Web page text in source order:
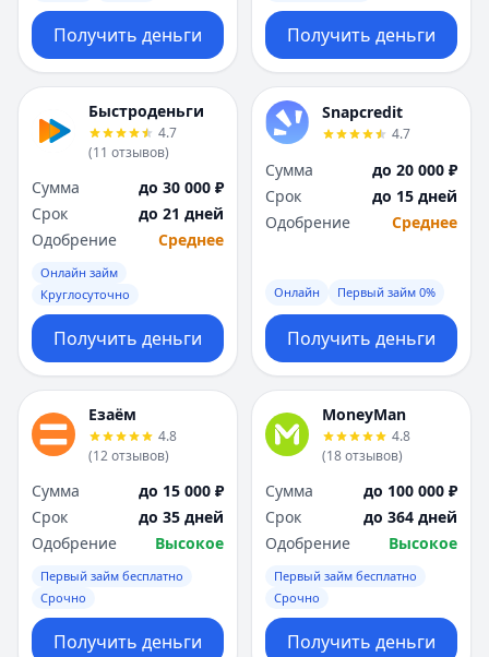
Получить деньги Получить деньги
Быстроденьги
4.7
(11 отзывов)
Сумма
до 30 000 ₽
Срок
до 21 дней
Одобрение
Среднее
Онлайн займ
Круглосуточно
Получить деньги
Snapcredit
4.7
Сумма
до 20 000 ₽
Срок
до 15 дней
Одобрение
Среднее
Онлайн Первый займ 0%
Получить деньги
Езаём
4.8
(12отзывов)
Сумма
до 15 000 ₽
Срок
до 35 дней
Одобрение
Высокое
Первый займ бесплатно
Срочно
Получить деньги
MoneyMan
4.8
(18отзывов)
Сумма
до 100 000 ₽
Срок
до 364 дней
Одобрение
Высокое
Первый займ бесплатно
Срочно
Получить деньги